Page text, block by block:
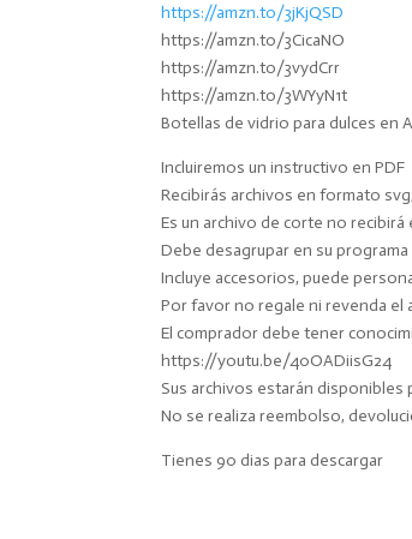
https://amzn.to/3jKjQSD
https://amzn.to/3CicaNO
https://amzn.to/3vydCrr
https://amzn.to/3WYyN1t
Botellas de vidrio para dulces en
Incluiremos un instructivo en PDF
Recibirás archivos en formato
Es un archivo de corte no recibirá
Debe desagrupar en su
Incluye accesorios, puede
Por favor no regale ni revenda el
El comprador debe tener
https://youtu.be/40OADiisG24
Sus archivos estarán disponibles
No se realiza reembolso,
Tienes 90 dias para descargar